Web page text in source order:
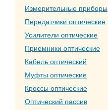
Измерительные приборы
Передатчики оптические
Усилители оптические
Приемники оптические
Кабель оптический
Муфты оптические
Кроссы оптические
Оптический пассив